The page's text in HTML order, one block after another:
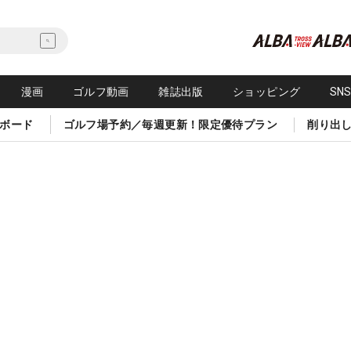
漫画 ゴルフ動画 雑誌出版 ショッピング
ード ゴルフ場予約／毎週更新！限定優待プラン 削り出